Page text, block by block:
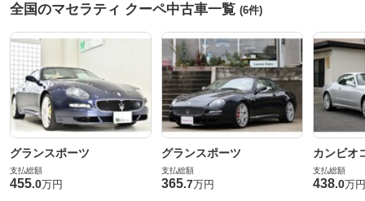
全国のマセラティ クーペ中古車一覧 (6件)
グランスポーツ
支払総額
455.0万円
グランスポーツ
支払総額
365.7万円
カンビオ
支払総額
438.0万円